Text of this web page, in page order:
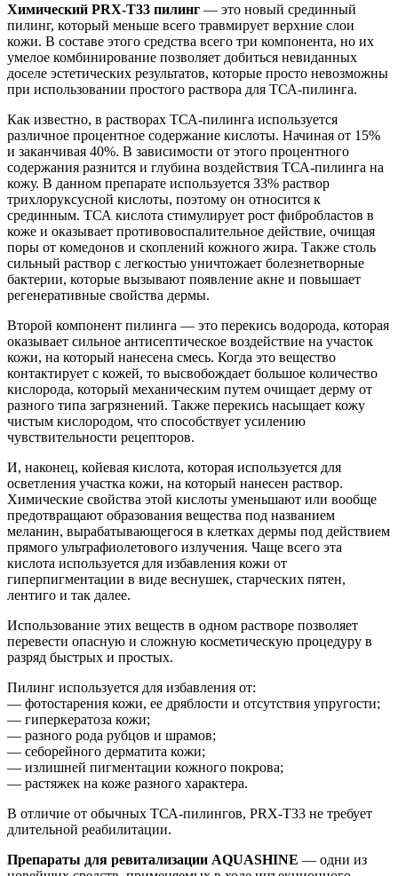
Химический PRX-T33 пилинг — это новый срединный
пилинг, который меньше всего травмирует верхние слои
кожи. В составе этого средства всего три компонента, но их
умелое комбинирование позволяет добиться невиданных
доселе эстетических результатов, которые просто невозможны
при использовании простого раствора для ТСА-пилинга.
Как известно, в растворах ТСА-пилинга используется
различное процентное содержание кислоты. Начиная от 15%
и заканчивая 40%. В зависимости от этого процентного
содержания разнится и глубина воздействия ТСА-пилинга на
кожу. В данном препарате используется 33% раствор
трихлоруксусной кислоты, поэтому он относится к
срединным. ТСА кислота стимулирует рост фибробластов в
коже и оказывает противовоспалительное действие, очищая
поры от комедонов и скоплений кожного жира. Также столь
сильный раствор с легкостью уничтожает болезнетворные
бактерии, которые вызывают появление акне и повышает
регенеративные свойства дермы.
Второй компонент пилинга — это перекись водорода, которая
оказывает сильное антисептическое воздействие на участок
кожи, на который нанесена смесь. Когда это вещество
контактирует с кожей, то высвобождает большое количество
кислорода, который механическим путем очищает дерму от
разного типа загрязнений. Также перекись насыщает кожу
чистым кислородом, что способствует усилению
чувствительности рецепторов.
И, наконец, койевая кислота, которая используется для
осветления участка кожи, на который нанесен раствор.
Химические свойства этой кислоты уменьшают или вообще
предотвращают образования вещества под названием
меланин, вырабатывающегося в клетках дермы под действием
прямого ультрафиолетового излучения. Чаще всего эта
кислота используется для избавления кожи от
гиперпигментации в виде веснушек, старческих пятен,
лентиго и так далее.
Использование этих веществ в одном растворе позволяет
перевести опасную и сложную косметическую процедуру в
разряд быстрых и простых.
Пилинг используется для избавления от:
— фотостарения кожи, ее дряблости и отсутствия упругости;
— гиперкератоза кожи;
— разного рода рубцов и шрамов;
— себорейного дерматита кожи;
— излишней пигментации кожного покрова;
— растяжек на коже разного характера.
В отличие от обычных ТСА-пилингов, PRX-T33 не требует
длительной реабилитации.
Препараты для ревитализации AQUASHINE — одни из